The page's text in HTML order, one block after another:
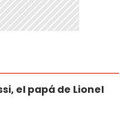
el papá de Lionel